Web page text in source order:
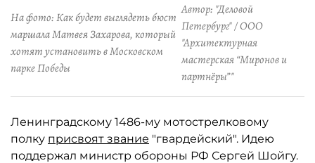
На фото: Как будет выглядеть бюст
маршала Матвея Захарова, который
хотят установить в Московском
парке Победы
Автор: "Деловой
Петербург" / ООО
"Архитектурная
мастерская “Миронов и
партнёры”"
Ленинградскому 1486-му мотострелковому
полку присвоят звание "гвардейский". Идею
поддержал министр обороны РФ Сергей Шойгу.